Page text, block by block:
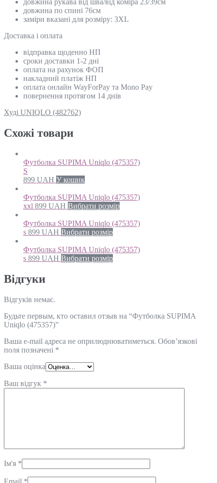
довжина по спині 76см
заміри вказані для розміру: 3XL
Доставка і оплата
відправка щоденно НП
сроки доставки 1-2 дні
оплата на рахунок ФОП
накладний платіж НП
оплата онлайн WayForPay та Mono Pay
повернення протягом 14 днів
Худі UNIQLO (482762)
Схожi товари
Футболка SUPIMA Uniqlo (475357)
S
899 UAH У кошик
Футболка SUPIMA Uniqlo (475357)
xxl 899 UAH Вибрати розмір
Футболка SUPIMA Uniqlo (475357)
s 899 UAH Вибрати розмір
Футболка SUPIMA Uniqlo (475357)
s 899 UAH Вибрати розмір
Відгуки
Відгуків немає.
Будьте первым, кто оставил отзыв на “Футболка SUPIMA
Uniqlo (475357)”
Ваша e-mail адреса не оприлюднюватиметься. Обов’язкові
поля позначені *
Ваша оцінка
Ваш відгук *
Ім'я *
Email *